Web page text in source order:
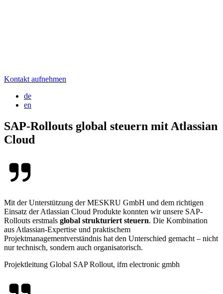
Kontakt aufnehmen
de
en
SAP-Rollouts global steuern mit Atlassian
Cloud
Mit der Unterstützung der MESKRU GmbH und dem richtigen
Einsatz der Atlassian Cloud Produkte konnten wir unsere SAP-
Rollouts erstmals global strukturiert steuern. Die Kombination
aus Atlassian-Expertise und praktischem
Projektmanagementverständnis hat den Unterschied gemacht – nicht
nur technisch, sondern auch organisatorisch.
Projektleitung Global SAP Rollout, ifm electronic gmbh